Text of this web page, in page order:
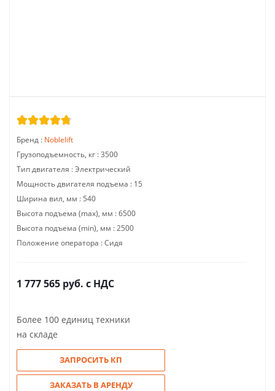
Бренд : Noblelift
Грузоподъемность, кг :3500
Тип двигателя :Электрический
Мощность двигателя подъема : 15
Ширина вил, мм : 540
Высота подъема (max), мм :6500
Высота подъема (min), мм :2500
Положение оператора :Сидя
1 777 565 руб. с НДС
Более 100 единиц техники
на складе
ЗАПРОСИТЬ КП
ЗАКАЗАТЬ В АРЕНДУ